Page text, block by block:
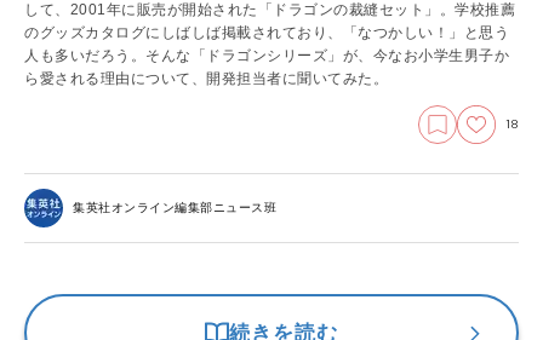
して、2001年に販売が開始された「ドラゴンの裁縫セット」。学校推薦
のグッズカタログにしばしば掲載されており、「なつかしい！」と思う
人も多いだろう。そんな「ドラゴンシリーズ」が、今なお小学生男子か
ら愛される理由について、開発担当者に聞いてみた。
18
集英社オンライン編集部ニュース班
続きを読む